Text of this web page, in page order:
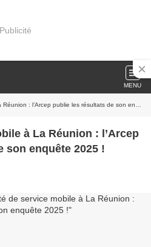
Publicité
MENU
: l’Arcep publie les résultats de son enquête 2025 !
à La Réunion : l’Arcep
son enquête 2025 !